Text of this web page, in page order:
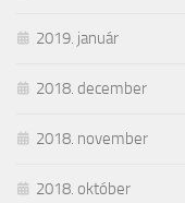
2019. január
2018. december
2018. november
2018. október